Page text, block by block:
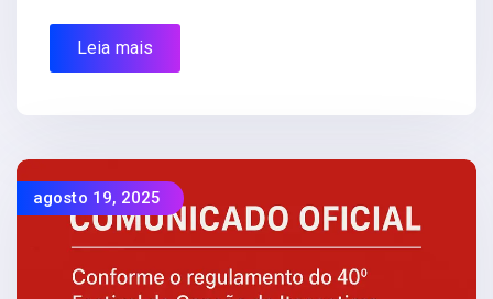
Leia mais
agosto 19, 2025